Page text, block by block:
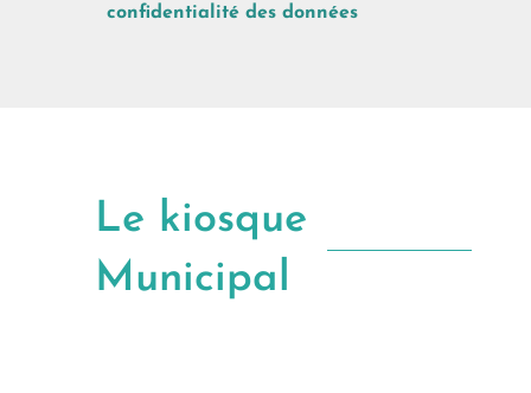
confidentialité des données
Le kiosque
Municipal